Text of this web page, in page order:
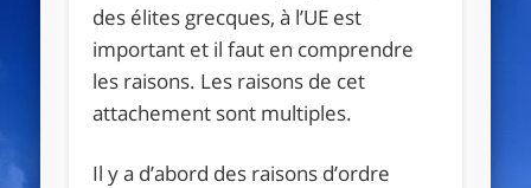
des élites grecques, à l’UE est
important et il faut en comprendre
les raisons. Les raisons de cet
attachement sont multiples.
Il y a d’abord des raisons d’ordre